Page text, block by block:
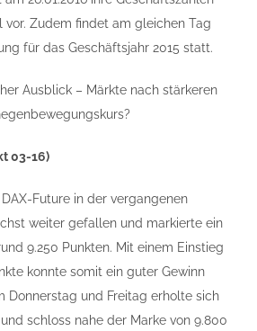
vor. Zudem findet am gleichen Tag
für das Geschäftsjahr 2015 statt.
Ausblick – Märkte nach stärkeren
03-16)
Future in der vergangenen
weiter gefallen und markierte ein
9.250 Punkten. Mit einem Einstieg
konnte somit ein guter Gewinn
Donnerstag und Freitag erholte sich
schloss nahe der Marke von 9.800